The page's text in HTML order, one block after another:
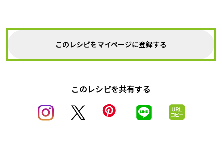
このレシピをマイページに登録する
このレシピを共有する